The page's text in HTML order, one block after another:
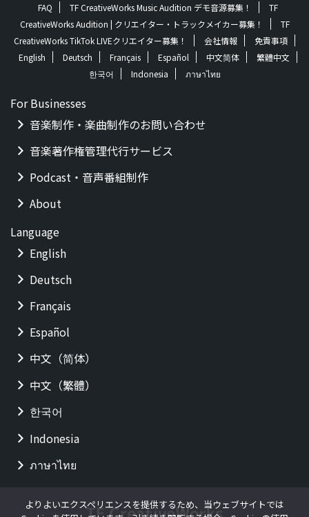
FAQ
TF CreativeWorks Music Audition デモ音源募集！
TF
CreativeWorks Audition | クリエイター・トラックメイカー募集！
TF
CreativeWorks TikTok LIVEクリエイター募集！
会社情報
免責事項
English
Deutsch Français Español 中文简体
繁體中文
한국어
Indonesia ภาษาไทย
For Businesses
音楽制作・楽曲制作のお問い合わせ
音楽著作権管理代行サービス
Podcast・音声番組制作
About
Language
English
Deutsch
Français
Español
中文（简体）
中文（繁體）
한국어
Indonesia
ภาษาไทย
よりよいエクスペリエンスを提供するため、当ウェブサイトでは